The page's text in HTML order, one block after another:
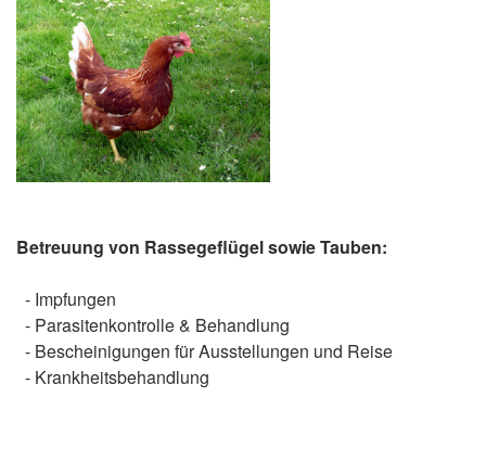
Betreuung von Rassegeflügel sowie Tauben:
- Impfungen
- Parasitenkontrolle & Behandlung
- Bescheinigungen für Ausstellungen und Reise
- Krankheitsbehandlung